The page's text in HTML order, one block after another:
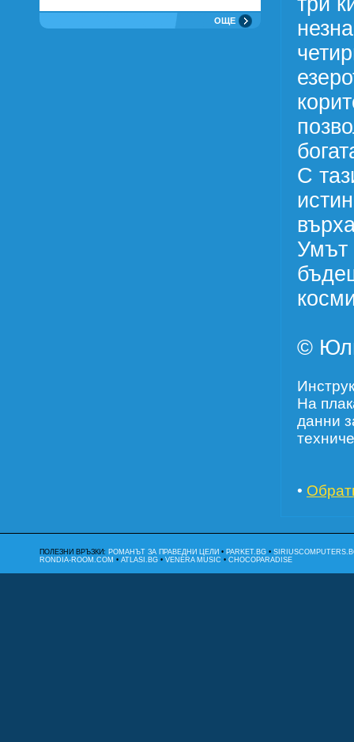
ОЩЕ
С
Умът
©
На
данни
•
ПОЛЕЗНИ ВРЪЗКИ: РОМАНЪТ ЗА ПРАВЕДНИ ЦЕЛИ • PARKET.BG •
RONDIA-ROOM.COM • ATLASI.BG • VENERA MUSIC • CHOCOPARADISE